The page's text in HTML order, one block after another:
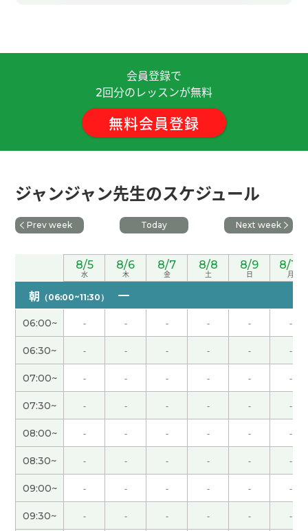
是吃了的话吃饱了。 老师再聊吧，下次再见！
非常感謝 下次見( 40代 男性 )
蜜蜜」非常感动，所以最近经常听她的歌曲。 下课
后我听了老师推荐的王菲的歌，她的歌也好听啊。
50代 男性 )
谢谢您的课！中国的端午节北方与南方有不一样的
文化，很有特色。
无人驾驶已经存在的。但技术可以提高。期待未
来。( 40代 男性 )
谢谢您的课！
谢谢，我很期待跟中国朋友第一次见面，大阪的老
友一起吃晚餐，和演唱会。
谢谢老师，我很高兴能和您一起聊天。 听了老师说
人工降雨的话，我想起了2008年北京奥运会开幕式
的时候。 那时我真的很惊讶。 期待下节课能再聊，
下次见。( 50代 男性 )
会員登録で
2回分のレッスンが無料
無料会員登録
ジャンジャン先生のスケジュール
Prev week Today Next week
8/5
水
8/6
木
8/7
金
8/8
土
8/9
日
8/10
月
朝 （06:00~11:30）
06:00~ - - - - - -
06:30~ - - - - - -
07:00~ - - - - - -
07:30~ - - - - - -
08:00~ - - - - - -
08:30~ - - - - - -
09:00~ - - - - - -
09:30~ - - - - - -